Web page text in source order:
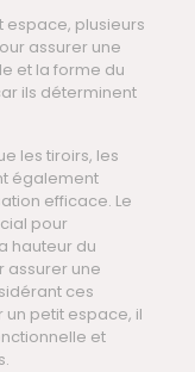
espace, plusieurs
assurer une
et la forme du
ils déterminent
les tiroirs, les
également
efficace. Le
pour
hauteur du
assurer une
ces
un petit espace, il
et